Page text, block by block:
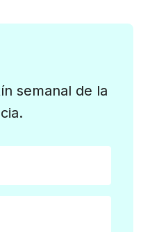
semanal de la